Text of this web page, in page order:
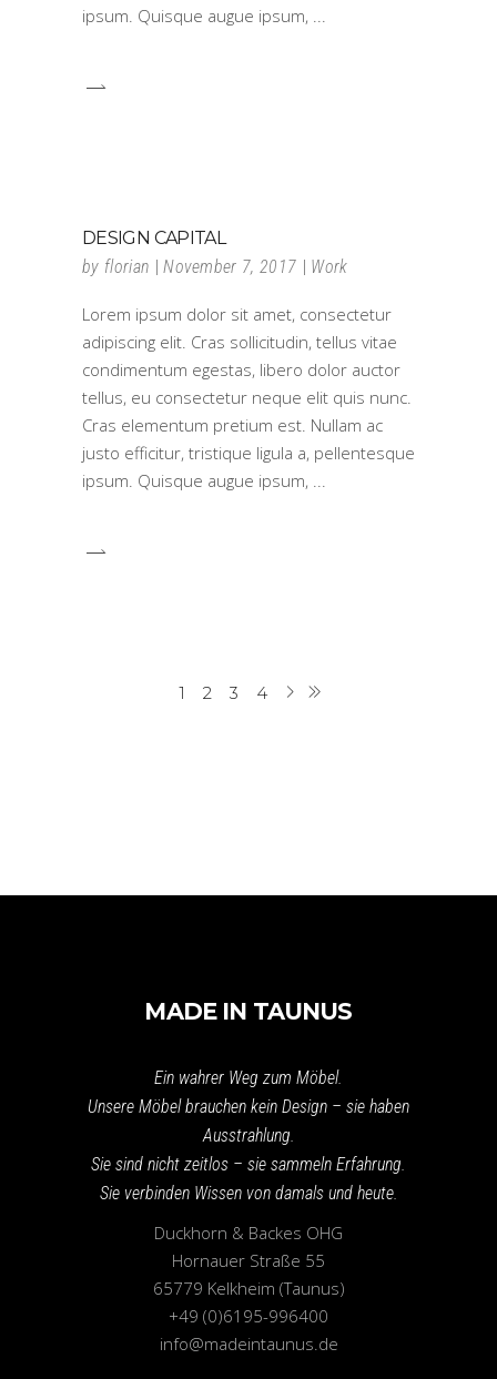
ipsum. Quisque augue ipsum,
DESIGN CAPITAL
by florian November 7, 2017 Work
Lorem ipsum dolor sit amet, consectetur
adipiscing elit. Cras sollicitudin, tellus vitae
condimentum egestas, libero dolor auctor
tellus, eu consectetur neque elit quis nunc.
Cras elementum pretium est. Nullam ac
justo efficitur, tristique ligula a, pellentesque
ipsum. Quisque augue ipsum,
1 2 3 4
MADE IN TAUNUS
Ein wahrer Weg zum Möbel.
Unsere Möbel brauchen kein Design – sie haben
Ausstrahlung.
Sie sind nicht zeitlos – sie sammeln Erfahrung.
Sie verbinden Wissen von damals und heute.
Duckhorn & Backes OHG
Hornauer Straße 55
65779 Kelkheim (Taunus)
+49 (0)6195-996400
info@madeintaunus.de